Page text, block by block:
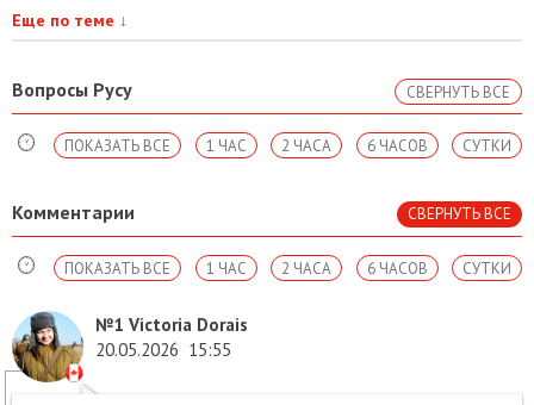
Еще по теме ↓
Вопросы Русу СВЕРНУТЬ ВСЕ
СУТКИ
6 ЧАСОВ
2 ЧАСА
1 ЧАС
ПОКАЗАТЬ ВСЕ
Комментарии СВЕРНУТЬ ВСЕ
СУТКИ
6 ЧАСОВ
2 ЧАСА
1 ЧАС
ПОКАЗАТЬ ВСЕ
№1 Victoria Dorais
20.05.2026 15:55